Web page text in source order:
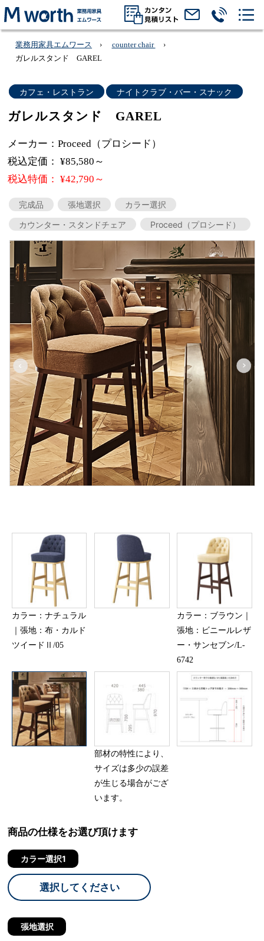
業務用家具エムワース
counter chair
ガレルスタンド GAREL
カフェ・レストラン ナイトクラブ・バー・スナック
ガレルスタンド GAREL
メーカー：Proceed（プロシード）
税込定価： ¥85,580～
税込特価： ¥42,790～
完成品 張地選択
カラー選択
カウンター・スタンドチェア
Proceed（プロシード）
カラー：ナチュラル
｜張地：布・カルド
ツイードⅡ/05
カラー：ブラウン｜
張地：ビニールレザ
ー・サンセブン/L-
6742
部材の特性により、
サイズは多少の誤差
が生じる場合がござ
います。
商品の仕様をお選び頂けます
カラー選択1
選択してください
張地選択